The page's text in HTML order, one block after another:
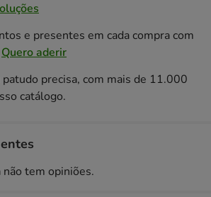
e presentes em cada compra com
Quero aderir
precisa, com mais de 11.000
catálogo.
tem opiniões.